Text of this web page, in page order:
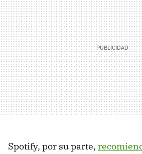
Spotify, por su parte,